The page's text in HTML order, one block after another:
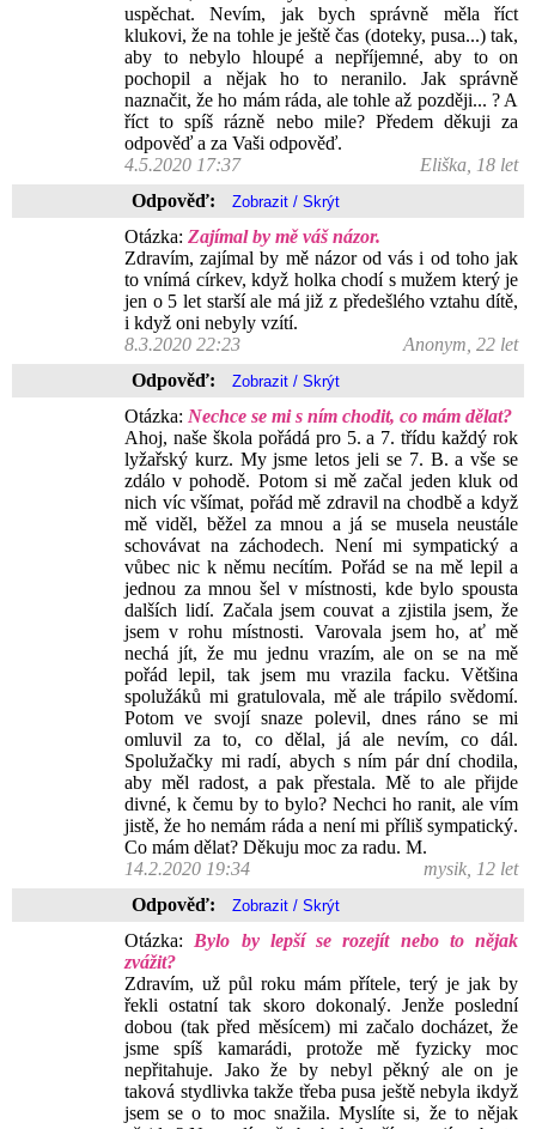
uspěchat. Nevím, jak bych správně měla říct
klukovi, že na tohle je ještě čas (doteky, pusa...) tak,
aby to nebylo hloupé a nepříjemné, aby to on
pochopil a nějak ho to neranilo. Jak správně
naznačit, že ho mám ráda, ale tohle až později... ? A
říct to spíš rázně nebo mile? Předem děkuji za
odpověď a za Vaši odpověď.
4.5.2020 17:37
Eliška, 18 let
Odpověď:
Otázka: Zajímal by mě váš názor.
Zdravím, zajímal by mě názor od vás i od toho jak
to vnímá církev, když holka chodí s mužem který je
jen o 5 let starší ale má již z předešlého vztahu dítě,
i když oni nebyly vzítí.
8.3.2020 22:23
Anonym, 22 let
Odpověď:
Otázka: Nechce se mi s ním chodit, co mám dělat?
Ahoj, naše škola pořádá pro 5. a 7. třídu každý rok
lyžařský kurz. My jsme letos jeli se 7. B. a vše se
zdálo v pohodě. Potom si mě začal jeden kluk od
nich víc všímat, pořád mě zdravil na chodbě a když
mě viděl, běžel za mnou a já se musela neustále
schovávat na záchodech. Není mi sympatický a
vůbec nic k němu necítím. Pořád se na mě lepil a
jednou za mnou šel v místnosti, kde bylo spousta
dalších lidí. Začala jsem couvat a zjistila jsem, že
jsem v rohu místnosti. Varovala jsem ho, ať mě
nechá jít, že mu jednu vrazím, ale on se na mě
pořád lepil, tak jsem mu vrazila facku. Většina
spolužáků mi gratulovala, mě ale trápilo svědomí.
Potom ve svojí snaze polevil, dnes ráno se mi
omluvil za to, co dělal, já ale nevím, co dál.
Spolužačky mi radí, abych s ním pár dní chodila,
aby měl radost, a pak přestala. Mě to ale přijde
divné, k čemu by to bylo? Nechci ho ranit, ale vím
jistě, že ho nemám ráda a není mi příliš sympatický.
Co mám dělat? Děkuju moc za radu. M.
14.2.2020 19:34
mysik, 12 let
Odpověď:
Otázka: Bylo by lepší se rozejít nebo to nějak
zvážit?
Zdravím, už půl roku mám přítele, terý je jak by
řekli ostatní tak skoro dokonalý. Jenže poslední
dobou (tak před měsícem) mi začalo docházet, že
jsme spíš kamarádi, protože mě fyzicky moc
nepřitahuje. Jako že by nebyl pěkný ale on je
taková stydlivka takže třeba pusa ještě nebyla ikdyž
jsem se o to moc snažila. Myslíte si, že to nějak